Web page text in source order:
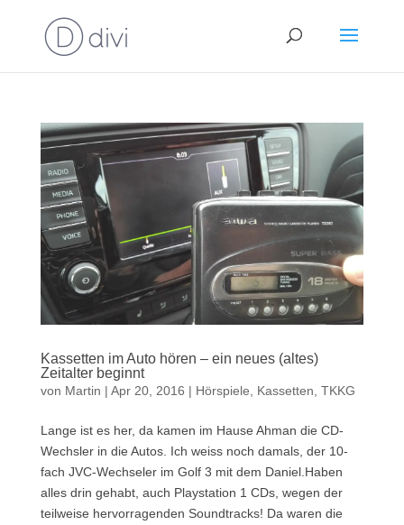
Kassetten im Auto hören – ein neues (altes)
Zeitalter beginnt
von Martin | Apr 20, 2016 | Hörspiele Kassetten TKKG
Lange ist es her, da kamen im Hause Ahman die CD-
Wechsler in die Autos. Ich weiss noch damals, der 10-
fach JVC-Wechseler im Golf 3 mit dem Daniel.Haben
alles drin gehabt, auch Playstation 1 CDs, wegen der
teilweise hervorragenden Soundtracks! Da waren die